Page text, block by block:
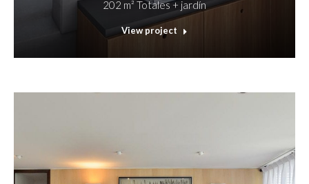
202 m² Totales + jardín
View project